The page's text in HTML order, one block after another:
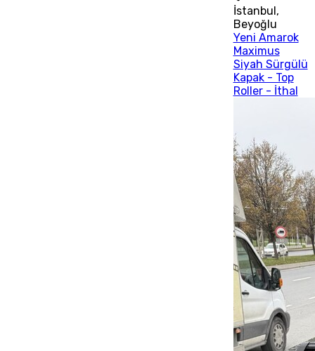
İstanbul,
Beyoğlu
Yeni Amarok
Maximus
Siyah Sürgülü
Kapak - Top
Roller - İthal